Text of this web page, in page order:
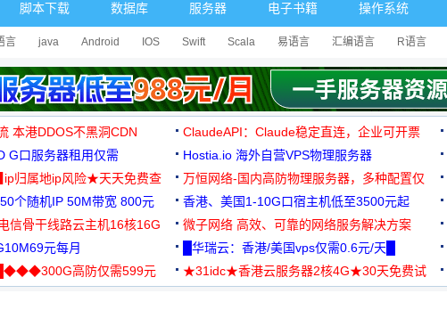
脚本下载 数据库 服务器 电子书籍 操作系统
言 java Android IOS Swift Scala 易语言 汇编语言 R语言
本港DDOS不黑洞CDN ClaudeAPI：Claude稳定直连，企业可开票
G口服务器租用仅需
试
Hostia.io 海外自营VPS物理服务器
归属地ip风险★天天免费查
万恒网络-国内高防物理服务器，多种配置仅
99元/月起
个随机IP 50M带宽 800元 香港、美国1-10G口宿主机低至3500元起
信骨干线路云主机16核16G
微子网络 高效、可靠的网络服务解决方案
元每月 █华瑞云：香港/美国vps仅需0.6元/天█
高防仅需599元
★31idc★香港云服务器2核4G★30天免费试